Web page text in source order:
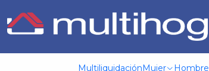
MultiliquidaciónMujer Hombre
Inicio Herramientas y jardinería